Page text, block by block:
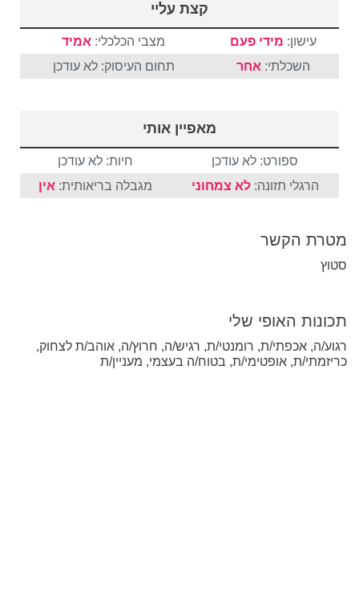
קצת עליי
עישון: מידי פעם מצבי הכלכלי: אמיד
השכלתי: אחר תחום העיסוק: לא עודכן
מאפיין אותי
ספורט: לא עודכן
חיות: לא עודכן
הרגלי תזונה:לא צמחוני מגבלה בריאותית: אין
מטרת הקשר
סטוץ
תכונות האופי שלי
רגוע/ה, אכפתי/ת, רומנטי/ת, רגיש/ה, חרוץ/ה, אוהב/ת לצחוק,
כריזמתי/ת, אופטימי/ת, בטוח/ה בעצמי, מעניין/ת